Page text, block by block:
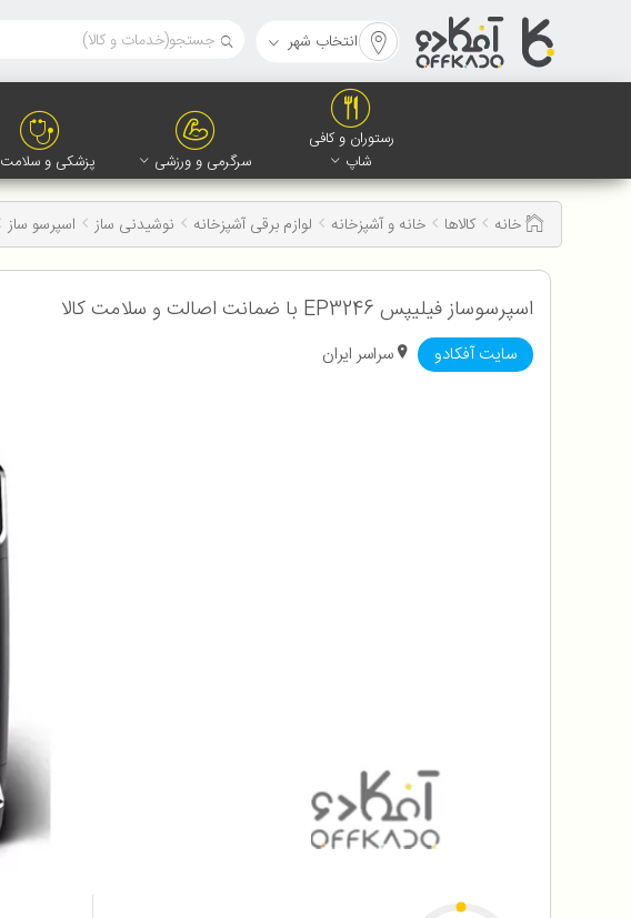
انتخاب شهر
رستوران و کافی
شاپ
سرگرمی و ورزشی پزشکی و سلامت
خانه کالاها خانه و آشپزخانه لوازم برقی آشپزخانه نوشیدنی ساز اسپرسو ساز
اسپرسوساز فیلیپس EP3246 با ضمانت اصالت و سلامت کالا
سایت آفکادو سراسر ایران